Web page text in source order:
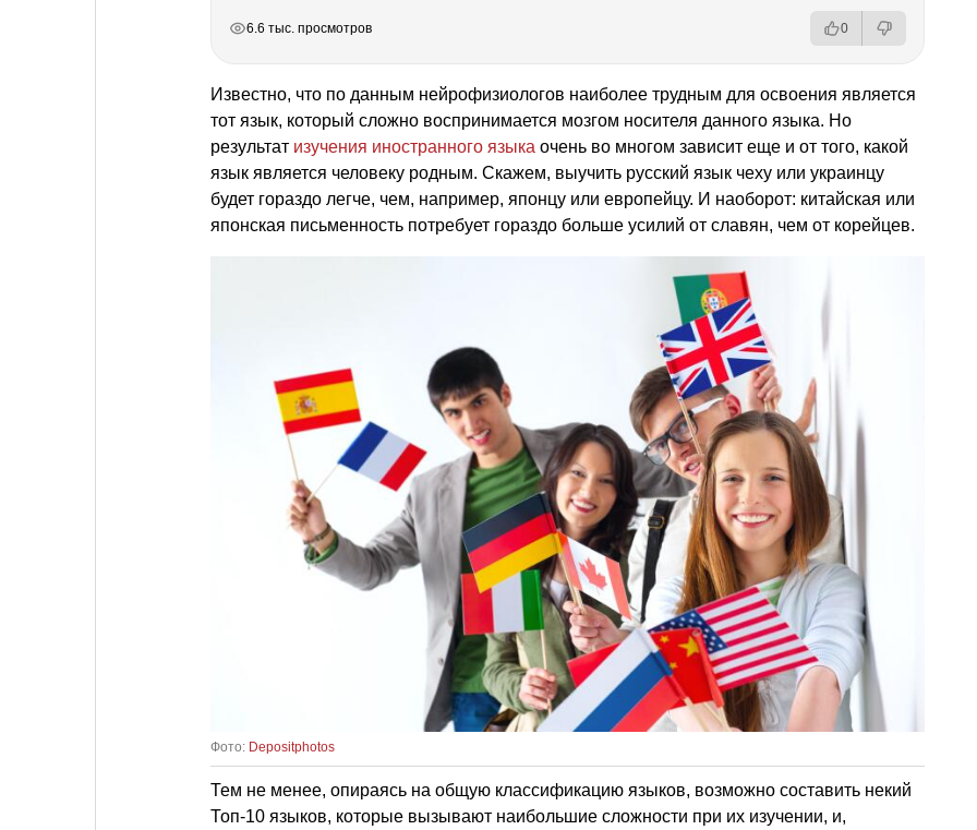
6.6 тыс. просмотров 0
Известно, что по данным нейрофизиологов наиболее трудным для освоения является
тот язык, который сложно воспринимается мозгом носителя данного языка. Но
результат изучения иностранного языка очень во многом зависит еще и от того, какой
язык является человеку родным. Скажем, выучить русский язык чеху или украинцу
будет гораздо легче, чем, например, японцу или европейцу. И наоборот: китайская или
японская письменность потребует гораздо больше усилий от славян, чем от корейцев.
Фото: Depositphotos
Тем не менее, опираясь на общую классификацию языков, возможно составить некий
Топ-10 языков, которые вызывают наибольшие сложности при их изучении, и,